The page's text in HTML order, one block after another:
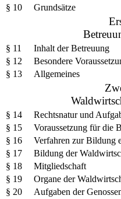
§ 10 Grundsätze
§ 11
Inhalt der Betreuung
§ 12
Besondere
§ 13
Allgemeines
§ 14
Rechtsnatur und
§ 15
Voraussetzung für die
§ 16
Verfahren zur Bildung
§ 17
Bildung der
§ 18
Mitgliedschaft
§ 19
Organe der
§ 20
Aufgaben der